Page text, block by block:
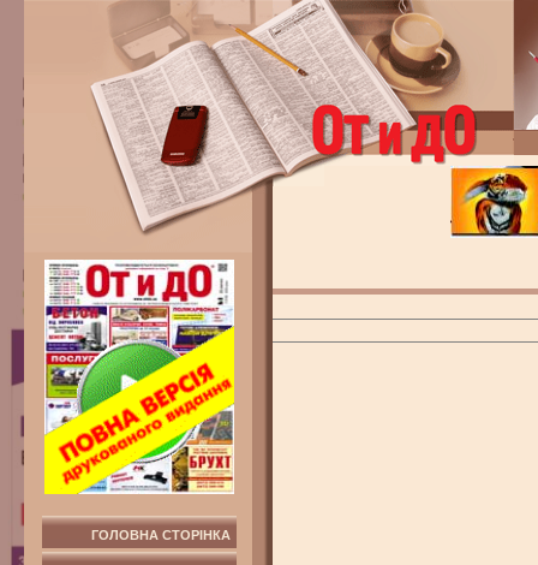
ГОЛОВНА СТОРІНКА